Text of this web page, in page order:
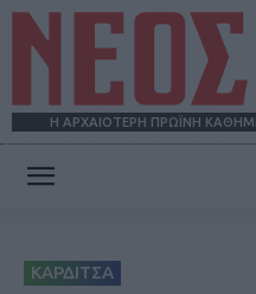
Η ΑΡΧΑΙΟΤΕΡΗ ΠΡΩΪΝΗ
ΚΑΡΔΙΤΣΑ